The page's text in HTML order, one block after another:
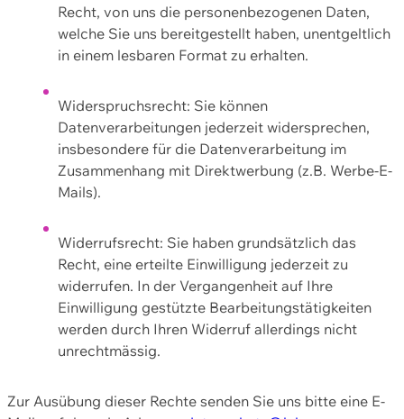
Recht, von uns die personenbezogenen Daten,
welche Sie uns bereitgestellt haben, unentgeltlich
in einem lesbaren Format zu erhalten.
Widerspruchsrecht: Sie können
Datenverarbeitungen jederzeit widersprechen,
insbesondere für die Datenverarbeitung im
Zusammenhang mit Direktwerbung (z.B. Werbe-E-
Mails).
Widerrufsrecht: Sie haben grundsätzlich das
Recht, eine erteilte Einwilligung jederzeit zu
widerrufen. In der Vergangenheit auf Ihre
Einwilligung gestützte Bearbeitungstätigkeiten
werden durch Ihren Widerruf allerdings nicht
unrechtmässig.
Zur Ausübung dieser Rechte senden Sie uns bitte eine E-